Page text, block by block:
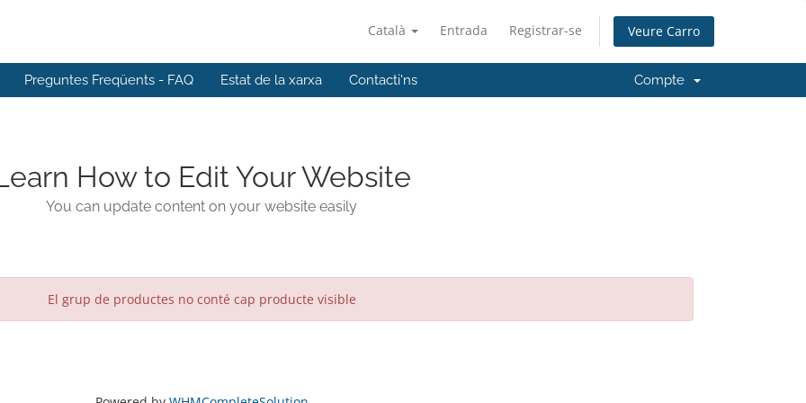
Català Entrada Registrar-se Veure Carro
Preguntes Freqüents - FAQ Estat de la xarxa Contacti'ns Compte
How to Edit Your Website
You can update content on your website easily
El grup de productes no conté cap producte visible